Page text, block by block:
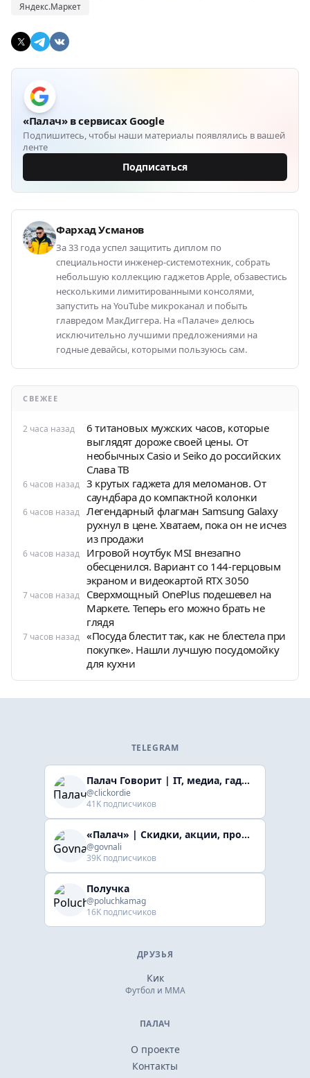
Яндекс.Маркет
«Палач» в сервисах Google
Подпишитесь, чтобы наши материалы появлялись в вашей
ленте
Подписаться
Фархад Усманов
За 33 года успел защитить диплом по
специальности инженер-системотехник, собрать
небольшую коллекцию гаджетов Apple, обзавестись
несколькими лимитированными консолями,
запустить на YouTube микроканал и побыть
главредом МакДиггера. На «Палаче» делюсь
исключительно лучшими предложениями на
годные девайсы, которыми пользуюсь сам.
СВЕЖЕЕ
2 часа назад
6 титановых мужских часов, которые
выглядят дороже своей цены. От
необычных Casio и Seiko до российских
Слава ТВ
6 часов назад 3 крутых гаджета для меломанов. От
саундбара до компактной колонки
6 часов назад Легендарный флагман Samsung Galaxy
рухнул в цене. Хватаем, пока он не исчез
из продажи
6 часов назад
Игровой ноутбук MSI внезапно
обесценился. Вариант со 144-герцовым
экраном и видеокартой RTX 3050
7 часов назад
Сверхмощный OnePlus подешевел на
Маркете. Теперь его можно брать не
глядя
7 часов назад «Посуда блестит так, как не блестела при
покупке». Нашли лучшую посудомойку
для кухни
TELEGRAM
Палач Говорит | IT, медиа, гaджеты, скидки
@clickordie
41K подписчиков
«Палач» | Скидки, акции, промокоды
@govnali
39K подписчиков
Получка
@poluchkamag
16K подписчиков
ДРУЗЬЯ
Кик
Футбол и ММА
ПАЛАЧ
О проекте
Контакты